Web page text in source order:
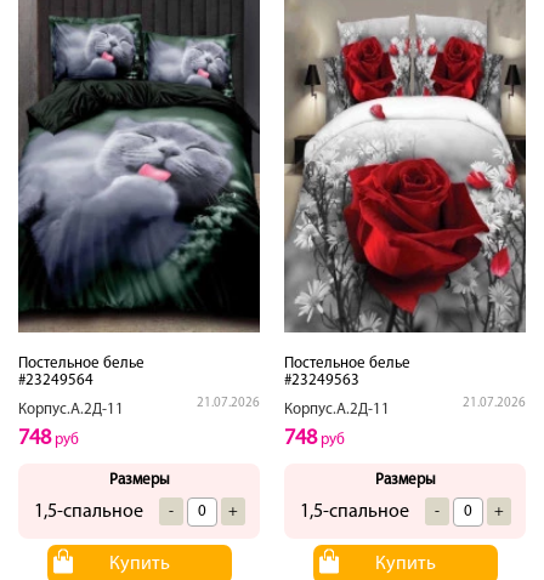
Постельное белье
#23249564
Корпус.А.2Д-11
21.07.2026
748руб
Размеры
1,5-спальное - +
Купить
Постельное белье
#23249563
Корпус.А.2Д-11
21.07.2026
748руб
Размеры
1,5-спальное - +
Купить